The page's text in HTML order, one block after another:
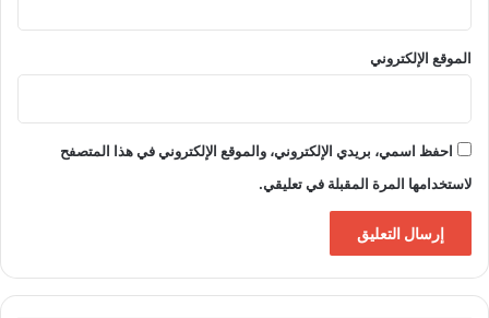
الموقع الإلكتروني
احفظ اسمي، بريدي الإلكتروني، والموقع الإلكتروني في هذا المتصفح
لاستخدامها المرة المقبلة في تعليقي.